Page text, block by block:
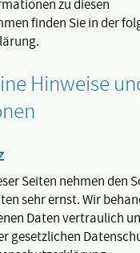
zu diesen
finden Sie in der
Hinweise
Seiten nehmen den
sehr ernst. Wir
Daten vertraulich
gesetzlichen